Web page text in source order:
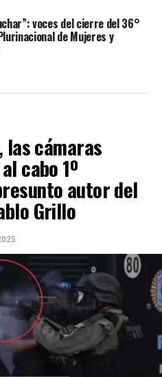
voces del cierre del 36°
de Mujeres y
las cámaras
cabo 1º
autor del
Grillo